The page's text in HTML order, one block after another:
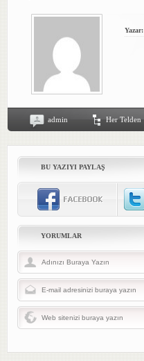
Yazar:
admin Her Telden
BU YAZIYI PAYLAŞ
YORUMLAR